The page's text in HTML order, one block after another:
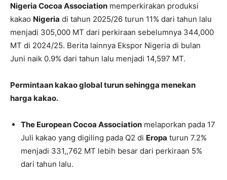
Nigeria Cocoa Association memperkirakan produksi
kakao Nigeria di tahun 2025/26 turun 11% dari tahun lalu
menjadi 305,000 MT dari perkiraan sebelumnya 344,000
MT di 2024/25. Berita lainnya Ekspor Nigeria di bulan
Juni naik 0.9% dari tahun lalu menjadi 14,597 MT.
Permintaan kakao global turun sehingga menekan
harga kakao.
The European Cocoa Association melaporkan pada 17
Juli kakao yang digiling pada Q2 di Eropa turun 7.2%
menjadi 331,,762 MT lebih besar dari perkiraan 5%
dari tahun lalu.